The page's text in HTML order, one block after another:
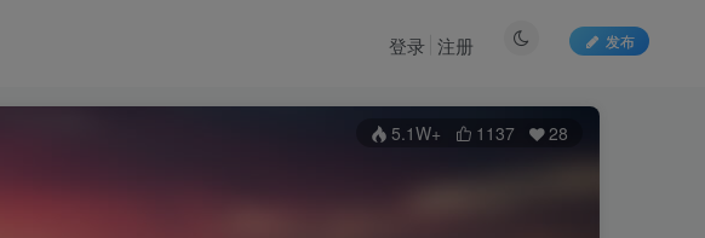
发布
登录 注册
5.1W+ 1137 28